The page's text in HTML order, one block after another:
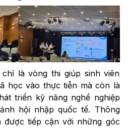
là vòng thi giúp sinh viên
học vào thực tiễn mà còn là
triển kỹ năng nghề nghiệp
hội nhập quốc tế. Thông
được tiếp cận với những góc